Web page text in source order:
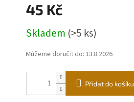
45 Kč
cena:
Skladem (>5 ks)
Můžeme doručit do: 13.8.2026
Přidat do košíku